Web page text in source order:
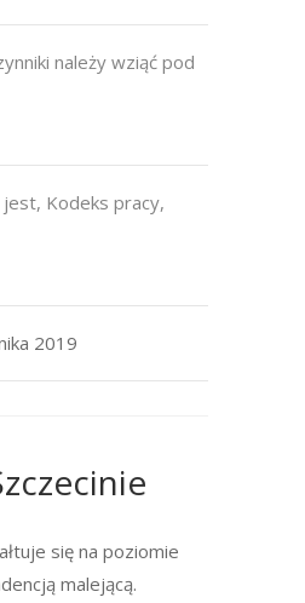
należy wziąć pod
jest, Kodeks pracy,
2019
się na poziomie
malejącą.